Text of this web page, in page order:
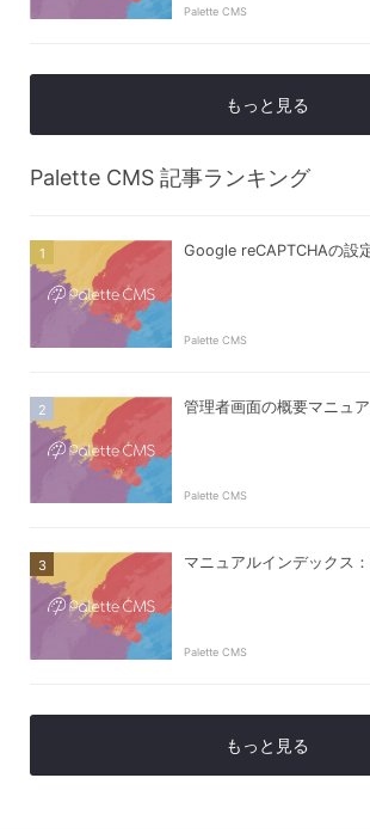
Palette CMS
もっと見る
Palette CMS 記事ランキング
Google reCAPTCHAの設
Palette CMS
管理者画面の概要マニュ
Palette CMS
マニュアルインデックス
Palette CMS
もっと見る